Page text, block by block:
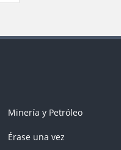
Minería y Petróleo
Érase una vez